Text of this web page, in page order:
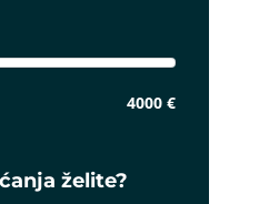
4000 €
želite?